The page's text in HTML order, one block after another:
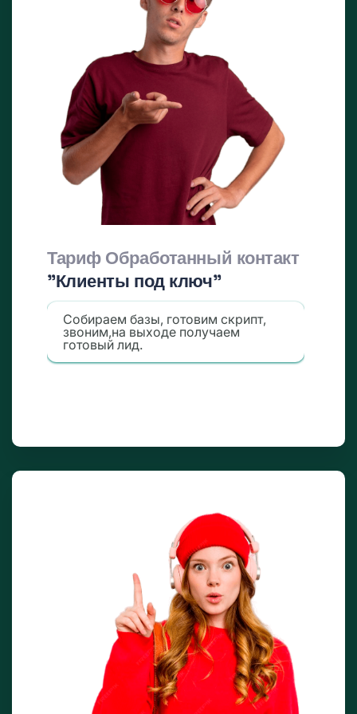
Тариф Обработанный контакт
"Клиенты под ключ"
Собираем базы, готовим скрипт,
звоним,на выходе получаем
готовый лид.